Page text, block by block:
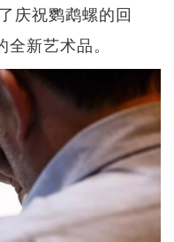
庆祝鹦鹉螺的回
新艺术品。